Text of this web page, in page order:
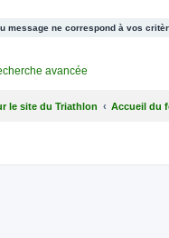
message ne correspond à vos
avancée
le site du Triathlon Accueil du